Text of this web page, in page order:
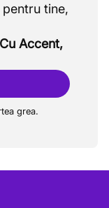
tine,
Accent,
grea.